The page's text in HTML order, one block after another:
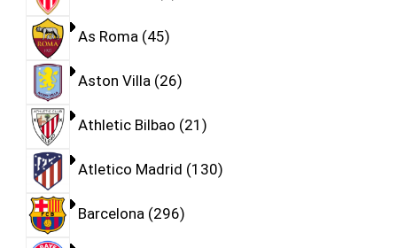
As Roma 45
Aston Villa 26
Athletic Bilbao 21
Atletico Madrid 130
Barcelona 296